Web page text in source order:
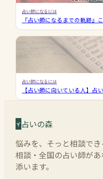
占い師になるには
『占い師になるまでの軌跡』
占い師になるには
【占い師に向いている人】占
占いの森
悩みを、そっと相談でき
相談・全国の占い師があ
添います。